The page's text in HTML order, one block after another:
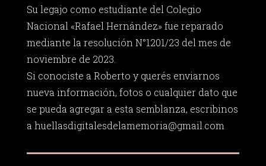
Su legajo como estudiante del Colegio
Nacional «Rafael Hernández» fue reparado
mediante la resolución N°1201/23 del mes de
noviembre de 2023.
Si conociste a Roberto y querés enviarnos
nueva información, fotos o cualquier dato que
se pueda agregar a esta semblanza, escribinos
a huellasdigitalesdelamemoria@gmail.com